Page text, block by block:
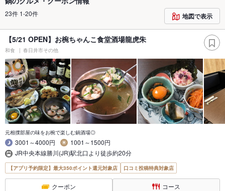
23件 1-20件 地図で表示
【5/21 OPEN】お椀ちゃんこ食堂酒場龍虎朱
和食 春日井市その他
元相撲部屋の味をお椀で楽しむ鍋酒場◎
3001～4000円
1001～1500円
JR中央本線勝川(JR)駅北口より徒歩約20分
【アプリ予約限定】最大350ポイント還元対象店 口コミ投稿特典対象店
クーポン コース